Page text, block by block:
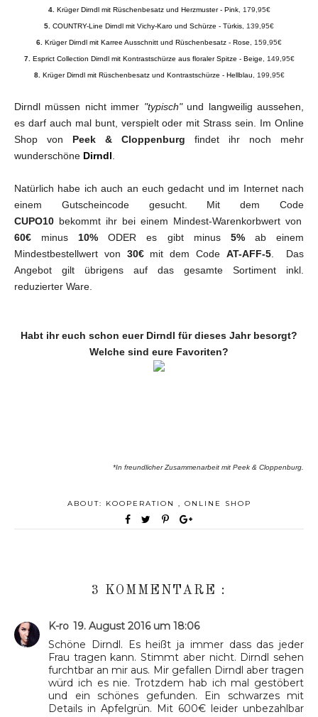
4. Krüger Dirndl mit Rüschenbesatz und Herzmuster - Pink, 179,95€
5. COUNTRY-Line Dirndl mit Vichy-Karo und Schürze - Türkis , 139,95€
6. Krüger Dirndl mit Karree Ausschnitt und Rüschenbesatz - Rose , 159,95€
7. Esprict Collection Dirndl mit Kontrastschürze aus floraler Spitze - Beige , 149,95€
8. Krüger Dirndl mit Rüschenbesatz und Kontrastschürze - Hellblau , 199,95€
Dirndl müssen nicht immer "typisch"und langweilig aussehen,
es darf auch mal bunt, verspielt oder mit Strass sein. Im Online
Shop von Peek & Cloppenburg findet ihr noch mehr
wunderschöne Dirndl
Natürlich habe ich auch an euch gedacht und im Internet nach
einem Gutscheincode gesucht. Mit dem Code
CUPO10 bekommt ihr bei einem Mindest-Warenkorbwert von
60€ minus 10%ODER es gibt minus 5% ab einem
Mindestbestellwert von 30€mit dem Code AT-AFF-5.
Das
Angebot gilt übrigens auf das gesamte Sortiment inkl.
reduzierter Ware.
Habt ihr euch schon euer Dirndl für dieses Jahr besorgt?
Welche sind eure Favoriten?
*In freundlicher Zusammenarbeit mit Peek & Cloppenburg.
ABOUT: KOOPERATION , ONLINE SHOP
3 KOMMENTARE :
K-ro 19. August 2016 um 18:06
Schöne Dirndl. Es heißt ja immer dass das jeder
Frau tragen kann. Stimmt aber nicht. Dirndl sehen
furchtbar an mir aus. Mir gefallen Dirndl aber tragen
würd ich es nie. Trotzdem hab ich mal gestöbert
und ein schönes gefunden. Ein schwarzes mit
Details in Apfelgrün. Mit 600€ leider unbezahlbar